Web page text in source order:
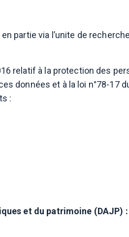
partie via l’unite de
relatif à la protection des
données et à la loi n°78-17
:
et du patrimoine (DAJP) :